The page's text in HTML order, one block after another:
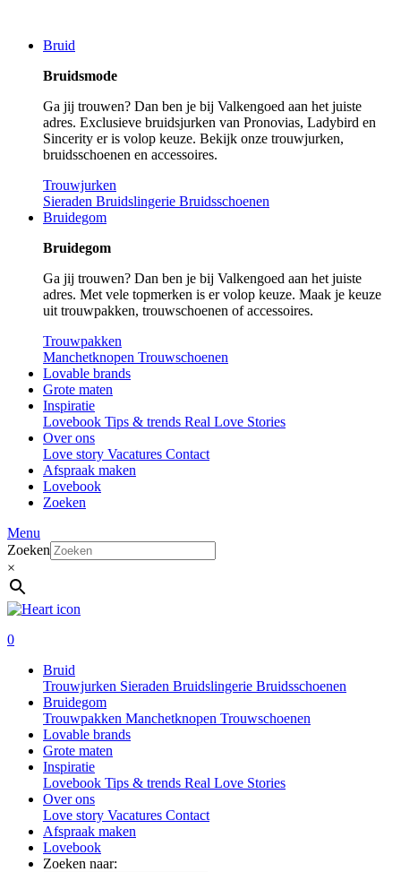
Bruid
Bruidsmode
Ga jij trouwen? Dan ben je bij Valkengoed aan het juiste
adres. Exclusieve bruidsjurken van Pronovias, Ladybird en
Sincerity er is volop keuze. Bekijk onze trouwjurken,
bruidsschoenen en accessoires.
Trouwjurken
Sieraden Bruidslingerie Bruidsschoenen
Bruidegom
Bruidegom
Ga jij trouwen? Dan ben je bij Valkengoed aan het juiste
adres. Met vele topmerken is er volop keuze. Maak je keuze
uit trouwpakken, trouwschoenen of accessoires.
Trouwpakken
Manchetknopen Trouwschoenen
Lovable brands
Grote maten
Inspiratie
Lovebook Tips & trends Real Love Stories
Over ons
Love story Vacatures Contact
Afspraak maken
Lovebook
Zoeken
Menu
Zoeken
×
0
Bruid
Trouwjurken Sieraden Bruidslingerie Bruidsschoenen
Bruidegom
Trouwpakken Manchetknopen Trouwschoenen
Lovable brands
Grote maten
Inspiratie
Lovebook Tips & trends Real Love Stories
Over ons
Love story Vacatures Contact
Afspraak maken
Lovebook
Zoeken naar: